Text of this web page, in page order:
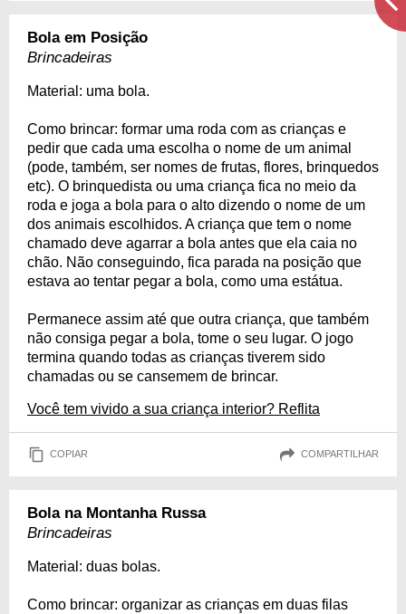
Bola em Posição
Brincadeiras
Material: uma bola.
Como brincar: formar uma roda com as crianças e
pedir que cada uma escolha o nome de um animal
(pode, também, ser nomes de frutas, flores, brinquedos
etc). O brinquedista ou uma criança fica no meio da
roda e joga a bola para o alto dizendo o nome de um
dos animais escolhidos. A criança que tem o nome
chamado deve agarrar a bola antes que ela caia no
chão. Não conseguindo, fica parada na posição que
estava ao tentar pegar a bola, como uma estátua.
Permanece assim até que outra criança, que também
não consiga pegar a bola, tome o seu lugar. O jogo
termina quando todas as crianças tiverem sido
chamadas ou se cansemem de brincar.
Você tem vivido a sua criança interior? Reflita
COPIAR COMPARTILHAR
Bola na Montanha Russa
Brincadeiras
Material: duas bolas.
Como brincar: organizar as crianças em duas filas